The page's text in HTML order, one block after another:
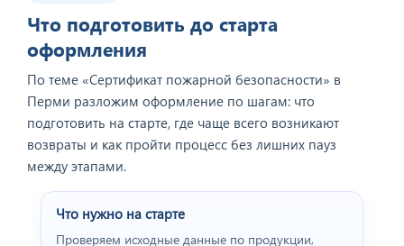
Что подготовить до старта
оформления
По теме «Сертификат пожарной безопасности» в
Перми разложим оформление по шагам: что
подготовить на старте, где чаще всего возникают
возвраты и как пройти процесс без лишних пауз
между этапами.
Что нужно на старте
Проверяем исходные данные по продукции,